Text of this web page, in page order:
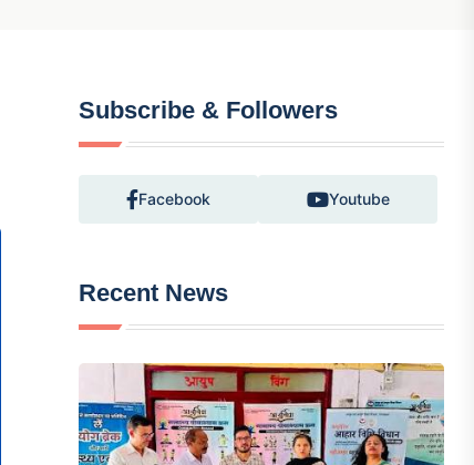
Subscribe & Followers
Facebook Youtube
Recent News